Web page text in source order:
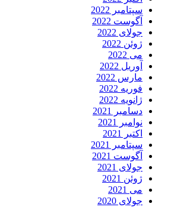
سپتامبر 2022
آگوست 2022
جولای 2022
ژوئن 2022
می 2022
آوریل 2022
مارس 2022
فوریه 2022
ژانویه 2022
دسامبر 2021
نوامبر 2021
اکتبر 2021
سپتامبر 2021
آگوست 2021
جولای 2021
ژوئن 2021
می 2021
جولای 2020